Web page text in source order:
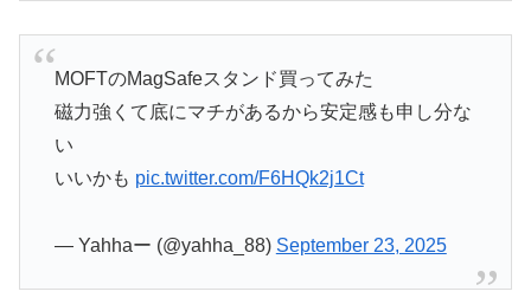
MOFTのMagSafeスタンド買ってみた
磁力強くて底にマチがあるから安定感も申し分な
い
いいかも pic.twitter.com/F6HQk2j1Ct
— Yahhaー (@yahha_88) September 23, 2025